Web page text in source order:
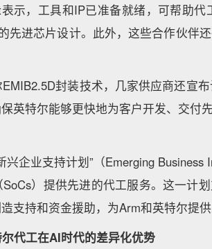
表示，工具和IP已准备就绪，可帮助
先进芯片设计。此外，这些合作伙伴
封装技术，几家供应商还宣
英特尔能够更快地为客户开发、交付
兴企业支持计划”（Emerging
）提供先进的代工服务。这一计
支持和资金援助，为Arm和英特尔提
代工在AI时代的差异化优势